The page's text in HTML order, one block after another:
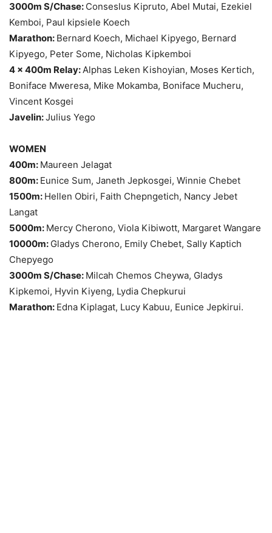
3000m S/Chase: Conseslus Kipruto, Abel Mutai, Ezekiel
Kemboi, Paul kipsiele Koech
Marathon: Bernard Koech, Michael Kipyego, Bernard
Kipyego, Peter Some, Nicholas Kipkemboi
4 x 400m Relay:Alphas Leken Kishoyian, Moses Kertich,
Boniface Mweresa, Mike Mokamba, Boniface Mucheru,
Vincent Kosgei
Javelin:Julius Yego
WOMEN
400m: Maureen Jelagat
800m: Eunice Sum, Janeth Jepkosgei, Winnie Chebet
1500m: Hellen Obiri, Faith Chepngetich, Nancy Jebet
Langat
5000m: Mercy Cherono, Viola Kibiwott, Margaret Wangare
10000m: Gladys Cherono, Emily Chebet, Sally Kaptich
Chepyego
3000m S/Chase: Milcah Chemos Cheywa, Gladys
Kipkemoi, Hyvin Kiyeng, Lydia Chepkurui
Marathon: Edna Kiplagat, Lucy Kabuu, Eunice Jepkirui.